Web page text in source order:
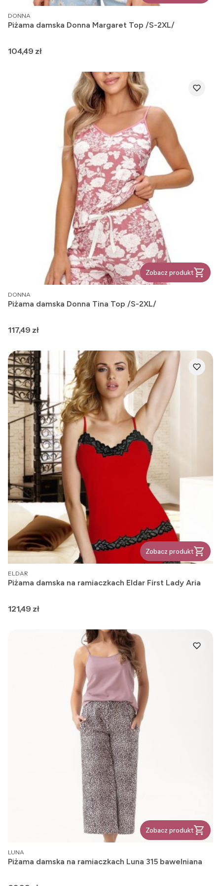
PRODUCENT
DONNA
Piżama damska Donna Margaret Top /S-2XL/
Cena
104,49 zł
Zobacz produkt
PRODUCENT
DONNA
Piżama damska Donna Tina Top /S-2XL/
Cena
117,49 zł
Zobacz produkt
PRODUCENT
ELDAR
Piżama damska na ramiaczkach Eldar First Lady Aria
Cena
121,49 zł
Zobacz produkt
PRODUCENT
LUNA
Piżama damska na ramiaczkach Luna 315 bawelniana